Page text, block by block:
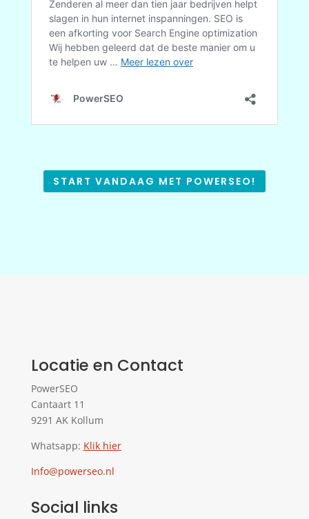
START VANDAAG MET POWERSEO!
Locatie en Contact
PowerSEO
Cantaart 11
9291 AK Kollum
Whatsapp: Klik hier
Info@powerseo.nl
Social links